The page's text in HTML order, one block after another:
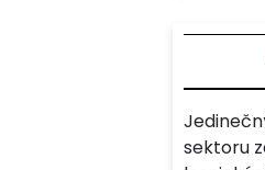
sektoru